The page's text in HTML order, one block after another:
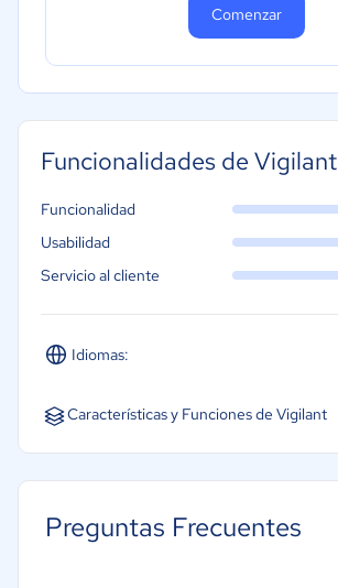
Comenzar
Funcionalidades de Vigilant
Idiomas:
Español Inglés Portugués
Funcionalidad
Usabilidad
Servicio al cliente
Características y Funciones de Vigilant
Creación de informes/análisis
Preguntas Frecuentes